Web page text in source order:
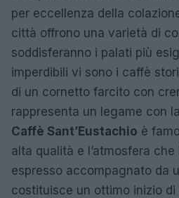
per eccellenza della
città offrono una varietà di
soddisferanno i palati più
imperdibili vi sono i caffè
di un cornetto farcito con
rappresenta un legame con
Caffè Sant’Eustachio è
alta qualità e l’atmosfera
espresso accompagnato da
costituisce un ottimo inizio di